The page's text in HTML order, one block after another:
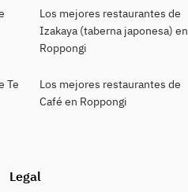
Los mejores restaurantes de
Izakaya (taberna japonesa) en
Roppongi
Te
Los mejores restaurantes de
Café en Roppongi
Legal